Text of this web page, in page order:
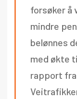
forsøker å
mindre
belønnes
med økte
rapport